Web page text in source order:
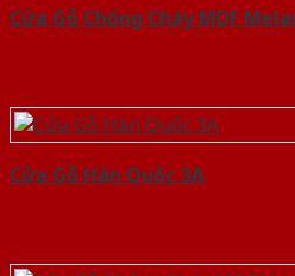
Cửa Gỗ Chống Cháy MDF
Cửa Gỗ Hàn Quốc 3A